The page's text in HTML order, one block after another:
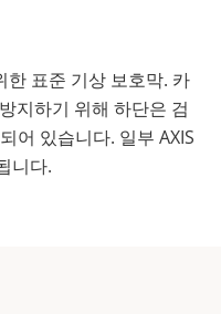
한 표준 기상 보호막. 카
지하기 위해 하단은 검
어 있습니다. 일부 AXIS
니다.